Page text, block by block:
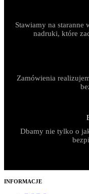
Stawiamy na staranne
nadruki, które
Zamówienia
Dbamy nie tylko o
INFORMACJE